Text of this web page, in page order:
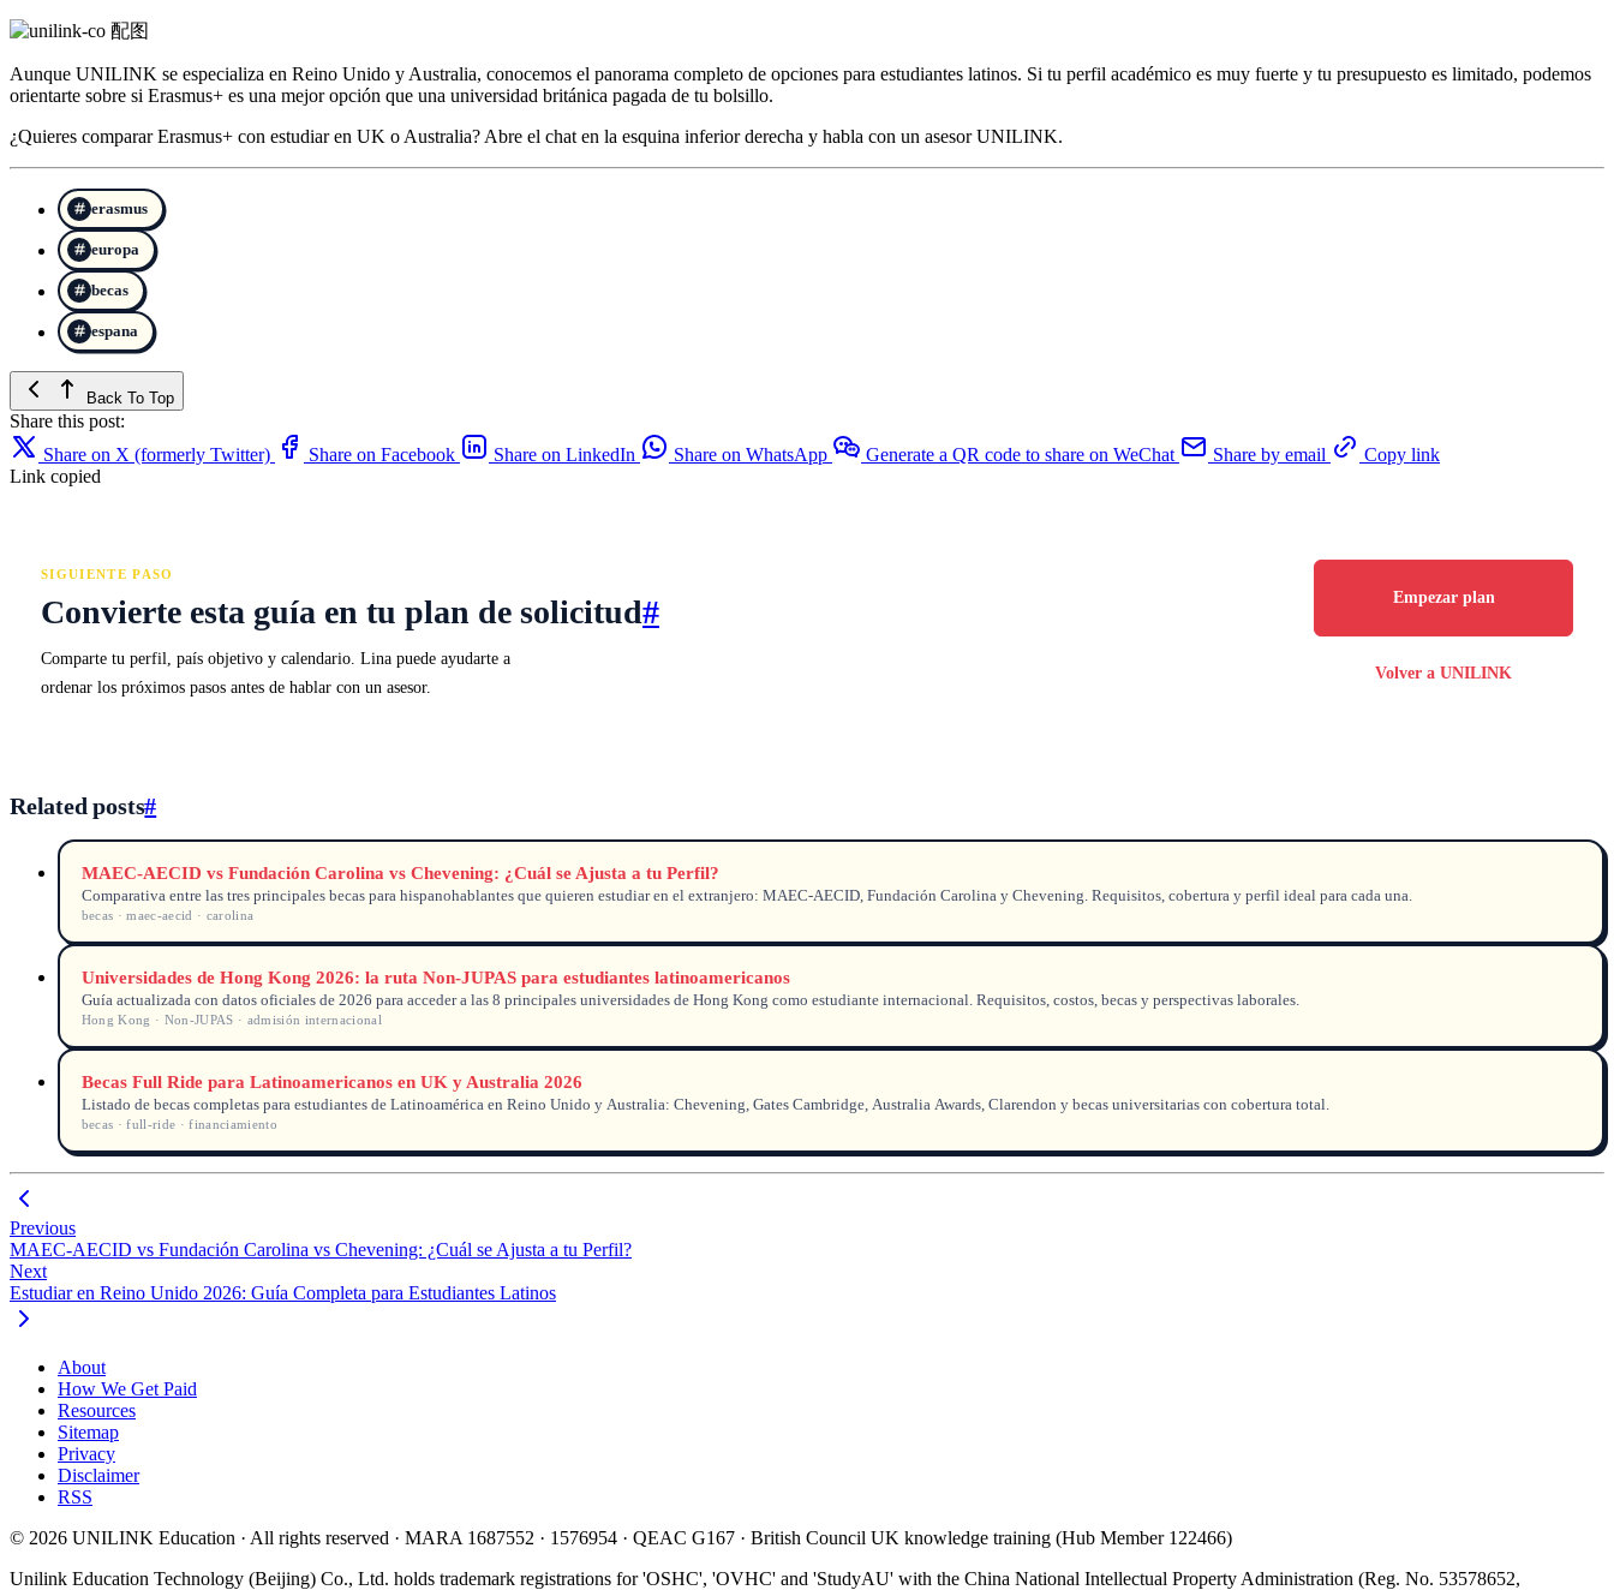
Aunque UNILINK se especializa en Reino Unido y Australia, conocemos el panorama completo de opciones para estudiantes latinos. Si tu perfil académico es muy fuerte y tu presupuesto es limitado, podemos
orientarte sobre si Erasmus+ es una mejor opción que una universidad británica pagada de tu bolsillo.
¿Quieres comparar Erasmus+ con estudiar en UK o Australia? Abre el chat en la esquina inferior derecha y habla con un asesor UNILINK.
erasmus
europa
becas
espana
Back To Top
Share this post:
Share on X (formerly Twitter)
Share on Facebook Share on LinkedIn Share on WhatsApp Generate a QR code to share on WeChat Share by email
Copy link
Link copied
SIGUIENTE PASO
Convierte esta guía en tu plan de solicitud#
Comparte tu perfil, país objetivo y calendario. Lina puede ayudarte a
ordenar los próximos pasos antes de hablar con un asesor.
Empezar plan
Volver a UNILINK
Related posts#
MAEC-AECID vs Fundación Carolina vs Chevening: ¿Cuál se Ajusta a tu Perfil?
Comparativa entre las tres principales becas para hispanohablantes que quieren estudiar en el extranjero: MAEC-AECID, Fundación Carolina y Chevening. Requisitos, cobertura y perfil ideal para cada una.
becas · maec-aecid · carolina
Universidades de Hong Kong 2026: la ruta Non‑JUPAS para estudiantes latinoamericanos
Guía actualizada con datos oficiales de 2026 para acceder a las 8 principales universidades de Hong Kong como estudiante internacional. Requisitos, costos, becas y perspectivas laborales.
Hong Kong · Non‑JUPAS · admisión internacional
Becas Full Ride para Latinoamericanos en UK y Australia 2026
Listado de becas completas para estudiantes de Latinoamérica en Reino Unido y Australia: Chevening, Gates Cambridge, Australia Awards, Clarendon y becas universitarias con cobertura total.
becas · full-ride · financiamiento
Previous
MAEC-AECID vs Fundación Carolina vs Chevening: ¿Cuál se Ajusta a tu Perfil?
Next
Estudiar en Reino Unido 2026: Guía Completa para Estudiantes Latinos
About
How We Get Paid
Resources
Sitemap
Privacy
Disclaimer
RSS
© 2026 UNILINK Education · All rights reserved · MARA 1687552 · 1576954 · QEAC G167 · British Council UK knowledge training (Hub Member 122466)
Unilink Education Technology (Beijing) Co., Ltd. holds trademark registrations for 'OSHC', 'OVHC' and 'StudyAU' with the China National Intellectual Property Administration (Reg. No. 53578652,